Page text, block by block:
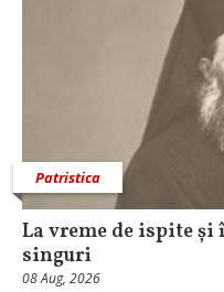
Patristica
La vreme de ispite
singuri
08 Aug, 2026